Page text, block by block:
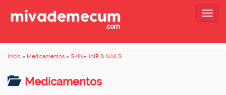
Inicio » Medicamentos » SKIN-HAIR & NAILS
Medicamentos